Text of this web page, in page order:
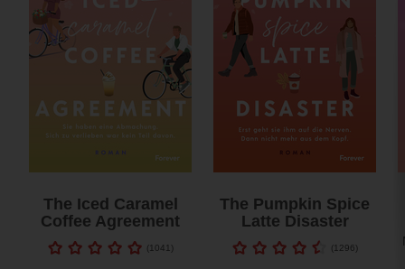
The Iced Caramel
Coffee Agreement
(1041 )
The Pumpkin Spice
Latte Disaster
(1296)